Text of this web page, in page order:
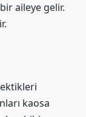
aileye gelir.
kaosa